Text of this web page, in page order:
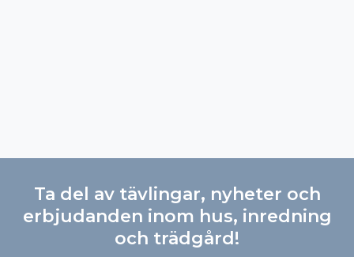
Ta del av tävlingar, nyheter och
erbjudanden inom hus, inredning
och trädgård!